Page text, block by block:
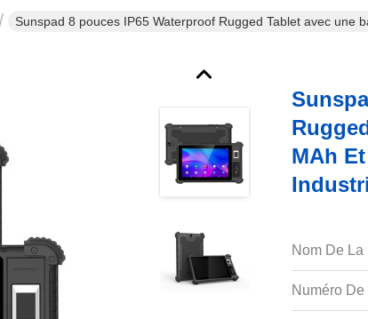
Sunspad 8 pouces IP65 Waterproof Rugged Tablet avec une
MAh
Nom De La
Numéro De